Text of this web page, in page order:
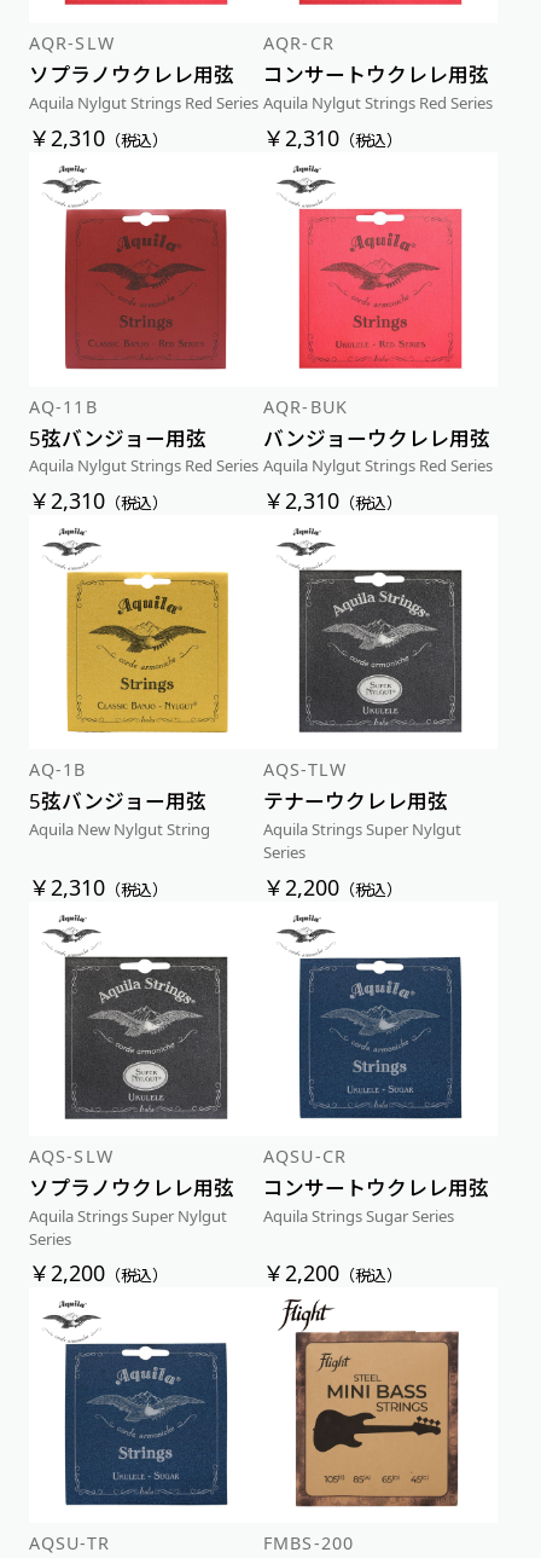
AQR-SLW
ソプラノウクレレ用弦
Aquila Nylgut Strings Red Series
￥2,310（税込）
AQR-CR
コンサートウクレレ用弦
Aquila Nylgut Strings Red Series
￥2,310 （税込）
AQ-11B
5弦バンジョー用弦
Aquila Nylgut Strings Red Series
￥2,310（税込）
AQR-BUK
バンジョーウクレレ用弦
Aquila Nylgut Strings Red Series
￥2,310 （税込）
AQ-1B
5弦バンジョー用弦
Aquila New Nylgut String
￥2,310（税込）
AQS-TLW
テナーウクレレ用弦
Aquila Strings Super Nylgut
Series
￥2,200 （税込）
AQS-SLW
ソプラノウクレレ用弦
Aquila Strings Super Nylgut
Series
￥2,200（税込）
AQSU-CR
コンサートウクレレ用弦
Aquila Strings Sugar Series
￥2,200 （税込）
AQSU-TR FMBS-200